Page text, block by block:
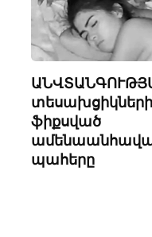
տեսախցիկների
ֆիքսված
պահերը